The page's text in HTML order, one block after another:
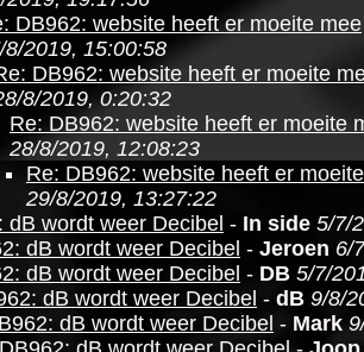
DB962: website heeft er moeite mee
8/2019, 15:00:58
DB962: website heeft er moeite
8/2019, 0:20:32
Re: DB962: website heeft er moeite
28/8/2019, 12:08:23
Re: DB962: website heeft er
29/8/2019, 13:27:22
dB wordt weer Decibel - In side 5/7/
dB wordt weer Decibel - Jeroen 6/
dB wordt weer Decibel - DB 5/7/
dB wordt weer Decibel - dB 9/8/
dB wordt weer Decibel - Mark